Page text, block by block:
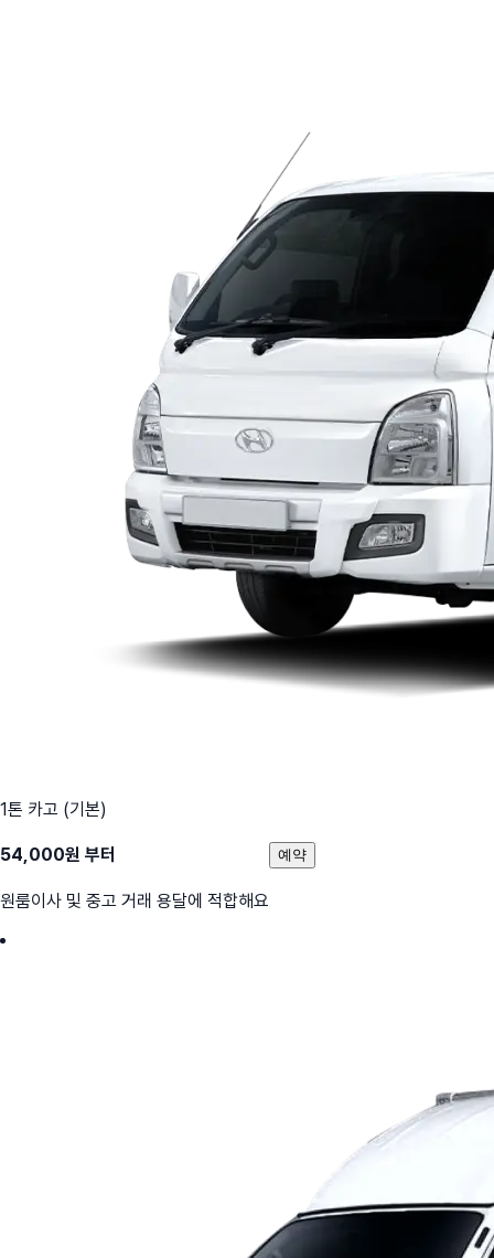
1톤 카고 (기본)
54,000원 부터
원룸이사 및 중고 거래 용달에 적합해요
예약